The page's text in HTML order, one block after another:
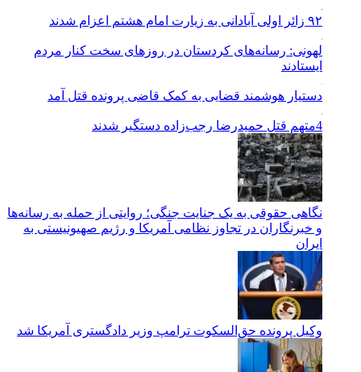
۹۲ زائر اولی آبادانی به زیارت امام هشتم اعزام شدند
لهونی: رسانه‌های کردستان در روزهای سخت کنار مردم
ایستادند
دستیار هوشمند قضایی به کمک قاضی پرونده قتل آمد
4متهم قتل حمیدرضا رجب‌زاده دستگیر شدند
نگاهی حقوقی به یک جنایت جنگی؛ روایتی از حمله به رسانه‌ها
و خبرنگاران در تجاوز نظامی آمریکا و رژیم صهیونیستی به
ایران
وکیل پرونده حق‌السکوت ترامپ وزیر دادگستری آمریکا شد